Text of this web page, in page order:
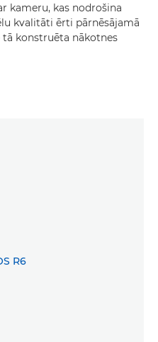
kameru, kas nodrošina
kvalitāti ērti pārnēsājamā
tā konstruēta nākotnes